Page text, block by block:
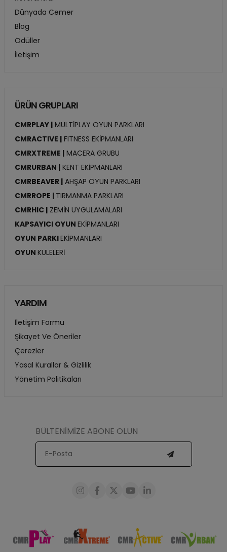
Dünyada Cemer
Blog
Ödüller
İletişim
ÜRÜN GRUPLARI
CMRPLAY | MULTİPLAY OYUN PARKLARI
CMRACTIVE | FITNESS EKİPMANLARI
CMRXTREME | MACERA GRUBU
CMRURBAN | KENT EKİPMANLARI
CMRBEAVER | AHŞAP OYUN PARKLARI
CMRROPE | TIRMANMA PARKLARI
CMRHIC | ZEMİN UYGULAMALARI
KAPSAYICI OYUN EKİPMANLARI
OYUN PARKIEKİPMANLARI
OYUN KULELERİ
YARDIM
İletişim Formu
Şikayet Ve Öneriler
Çerezler
Yasal Kurallar & Gizlilik
Yönetim Politikaları
BÜLTENİMİZE ABONE OLUN